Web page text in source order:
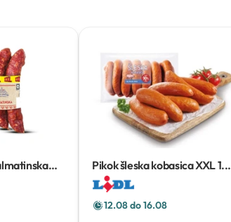
XXL
Pikok šleska kobasica XXL1.3
kg
12.08 do 16.08